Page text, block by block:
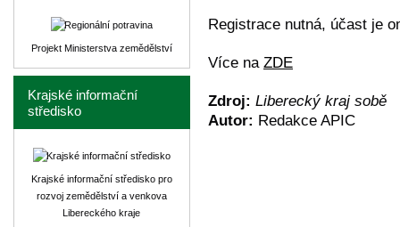
Registrace nutná, účast je
Více na ZDE
Zdroj: Liberecký kraj sobě
Autor: Redakce APIC
Projekt Ministerstva zemědělství
Krajské informační
středisko
Krajské informační středisko pro
rozvoj zemědělství a venkova
Libereckého kraje